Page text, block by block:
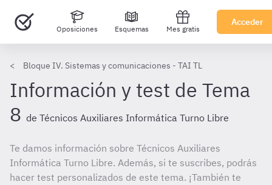
Oposiciones Esquemas Mes gratis
Acceder
Bloque IV. Sistemas y comunicaciones - TAI TL
Información y test de Tema
8 de Técnicos Auxiliares Informática Turno Libre
Te damos información sobre Técnicos Auxiliares
Informática Turno Libre. Además, si te suscribes, podrás
hacer test personalizados de este tema. ¡También te